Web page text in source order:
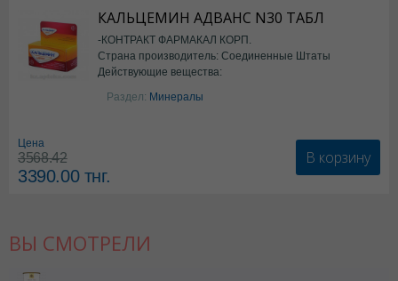
КАЛЬЦЕМИН АДВАНС N30 ТАБЛ
-КОНТРАКТ ФАРМАКАЛ КОРП.
Страна производитель: Соединенные Штаты
Америки
Действующие вещества:
Колекальциферол+Кальция
карбонат
Раздел: Минералы
Цена
3568.42
3390.00тнг.
В корзину
ВЫ СМОТРЕЛИ